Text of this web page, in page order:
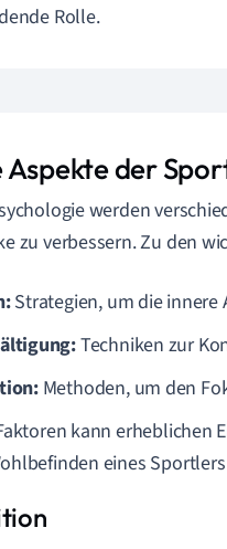
Rolle.
der
werden
zu verbessern. Zu den
Strategien, um die innere
Techniken zur
Methoden, um den
kann erheblichen
eines